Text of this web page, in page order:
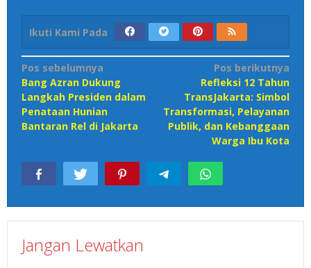
Ikuti Kami Pada
Navigasi
pos
Pos sebelumnya
Bang Azran Dukung
Langkah Presiden dalam
Penataan Hunian
Bantaran Rel di Jakarta
Pos berikutnya
Refleksi 12 Tahun
TransJakarta: Simbol
Transformasi, Pelayanan
Publik, dan Kebanggaan
Warga Ibu Kota
Jangan Lewatkan